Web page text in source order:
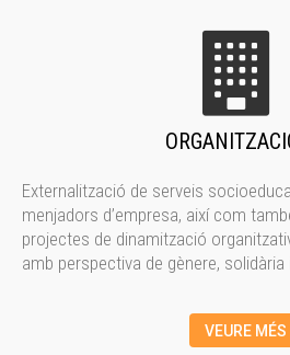
Externalització de serveis
menjadors d’empresa, així com
projectes de dinamització
amb perspectiva de gènere, solidària
VEURE MÉS